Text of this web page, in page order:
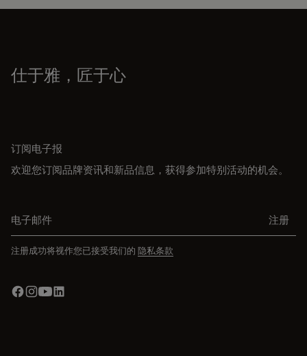
仕于雅，匠于心
订阅电子报
欢迎您订阅品牌资讯和新品信息，获得参加特别活动的机会。
注册
注册成功将视作您已接受我们的 隐私条款